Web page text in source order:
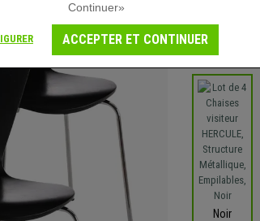
Rupture de stock
Noir
Continuer»
ACCEPTER ET CONTINUER